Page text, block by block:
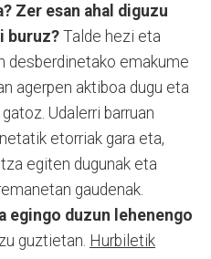
Zer esan ahal diguzu
buruz? Talde hezi eta
desberdinetako emakume
agerpen aktiboa dugu eta
Udalerri barruan
etorriak gara eta,
egiten dugunak eta
gaudenak.
egingo duzun lehenengo
guztietan. Hurbiletik